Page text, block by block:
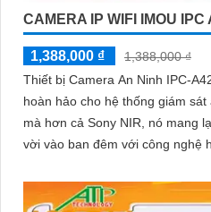
CAMERA IP WIFI IMOU IPC
1,388,000 ₫
1,388,000 ₫
Thiết bị Camera An Ninh IPC-
hoàn hảo cho hệ thống giám sát an ninh. Với
mà hơn cả Sony NIR, nó mang
vời vào ban đêm với công nghệ